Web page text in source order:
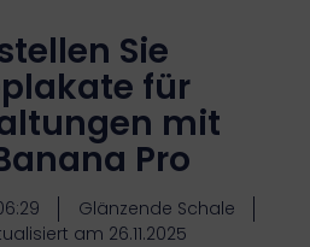
Sie
für
mit
Pro
Glänzende Schale
am 26.11.2025